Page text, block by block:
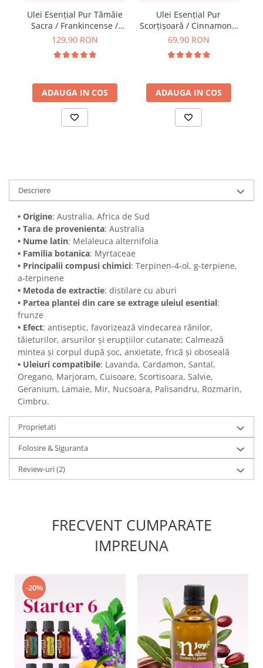
Ulei Esențial Pur Tămâie
Sacra / Frankincense /
Boswellia Carterii 15ml -
nJoy Nature
129,90 RON
ADAUGA IN COS
Ulei Esențial Pur
Scorțișoară / Cinnamon /
Cinnamonum Zeylsnicum
Sigura | nJoy Nature
69,90 RON
ADAUGA IN COS
Descriere
• Origine: Australia, Africa de Sud
• Tara de provenienta: Australia
• Nume latin: Melaleuca alternifolia
• Familia botanica: Myrtaceae
• Principalii compusi chimici: Terpinen-4-ol, g-terpiene,
a-terpinene
• Metoda de extractie: distilare cu aburi
• Partea plantei din care se extrage uleiul esential:
frunze
• Efect: antiseptic, favorizează vindecarea rănilor,
tăieturilor, arsurilor și erupțiilor cutanate; Calmează
mintea și corpul după șoc, anxietate, frică și oboseală
• Uleiuri compatibile: Lavanda, Cardamon, Santal,
Oregano, Marjoram, Cuisoare, Scortisoara, Salvie,
Geranium, Lamaie, Mir, Nucsoara, Palisandru, Rozmarin,
Cimbru.
Proprietati
Folosire & Siguranta
Review-uri(2)
FRECVENT CUMPARATE
IMPREUNA
-20%